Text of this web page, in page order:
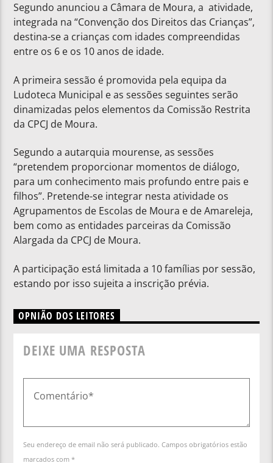
Segundo anunciou a Câmara de Moura, a atividade,
integrada na “Convenção dos Direitos das Crianças”,
destina-se a crianças com idades compreendidas
entre os 6 e os 10 anos de idade.
A primeira sessão é promovida pela equipa da
Ludoteca Municipal e as sessões seguintes serão
dinamizadas pelos elementos da Comissão Restrita
da CPCJ de Moura.
Segundo a autarquia mourense, as sessões
“pretendem proporcionar momentos de diálogo,
para um conhecimento mais profundo entre pais e
filhos”. Pretende-se integrar nesta atividade os
Agrupamentos de Escolas de Moura e de Amareleja,
bem como as entidades parceiras da Comissão
Alargada da CPCJ de Moura.
A participação está limitada a 10 famílias por sessão,
estando por isso sujeita a inscrição prévia.
OPNIÃO DOS LEITORES
DEIXE UMA RESPOSTA
Seu endereço de email não será publicado. Campos obrigatórios estão
marcados com *